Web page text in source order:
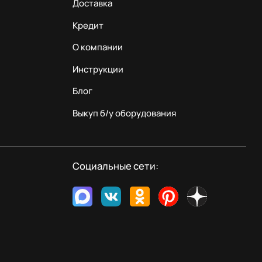
Доставка
Кредит
О компании
Инструкции
Блог
Выкуп б/у оборудования
Социальные сети: